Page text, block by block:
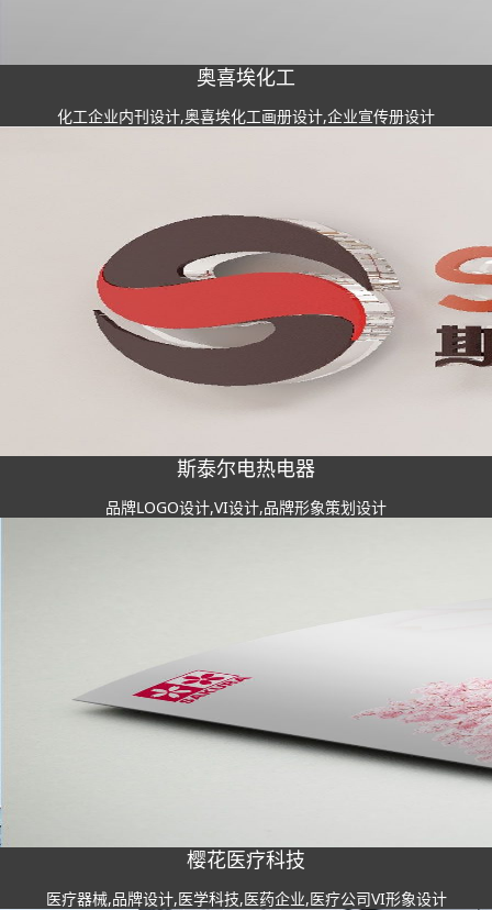
奥喜埃化工
化工企业内刊设计,奥喜埃化工画册设计,企业宣传册设计
斯泰尔电热电器
品牌LOGO设计,VI设计,品牌形象策划设计
樱花医疗科技
医疗器械,品牌设计,医学科技,医药企业,医疗公司VI形象设计